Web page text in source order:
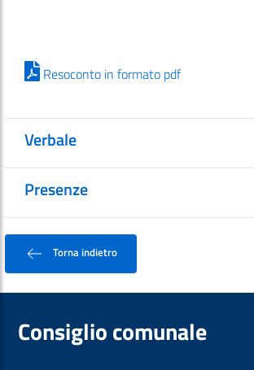
Resoconto in formato pdf
Verbale
Presenze
Torna indietro
Consiglio comunale